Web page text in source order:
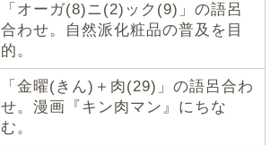
「オーガ(8)ニ(2)ック(9)」の語呂
合わせ。自然派化粧品の普及を目
的。
「金曜(きん)＋肉(29)」の語呂合わ
せ。漫画『キン肉マン』にちな
む。